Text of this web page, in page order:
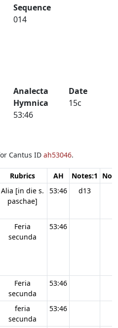
Sequence
014
Analecta
Hymnica
53:46
Date
15c
Cantus ID ah53046.
Rubrics AH Notes:1
Alia [in die s.
paschae]
53:46 d13
Feria
secunda
53:46
Feria
secunda
53:46
feria
secunda
53:46